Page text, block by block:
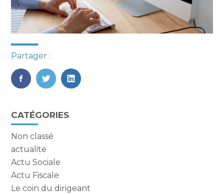
Partager :
FaceBook
TwitterLinkedIn
Blog
sidebar
CATÉGORIES
Non classé
actualite
Actu Sociale
Actu Fiscale
Le coin du dirigeant